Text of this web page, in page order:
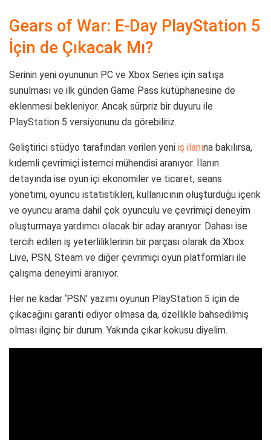
Gears of War: E-Day PlayStation 5
İçin de Çıkacak Mı?
Serinin yeni oyununun PC ve Xbox Series için satışa
sunulması ve ilk günden Game Pass kütüphanesine de
eklenmesi bekleniyor. Ancak sürpriz bir duyuru ile
PlayStation 5 versiyonunu da görebiliriz.
Geliştirici stüdyo tarafından verilen yeni iş ilanına bakılırsa,
kıdemli çevrimiçi istemci mühendisi aranıyor. İlanın
detayında ise oyun içi ekonomiler ve ticaret, seans
yönetimi, oyuncu istatistikleri, kullanıcının oluşturduğu içerik
ve oyuncu arama dahil çok oyunculu ve çevrimiçi deneyim
oluşturmaya yardımcı olacak bir aday aranıyor. Dahası ise
tercih edilen iş yeterliliklerinin bir parçası olarak da Xbox
Live, PSN, Steam ve diğer çevrimiçi oyun platformları ile
çalışma deneyimi aranıyor.
Her ne kadar ‘PSN’ yazımı oyunun PlayStation 5 için de
çıkacağını garanti ediyor olmasa da, özellikle bahsedilmiş
olması ilginç bir durum. Yakında çıkar kokusu diyelim.